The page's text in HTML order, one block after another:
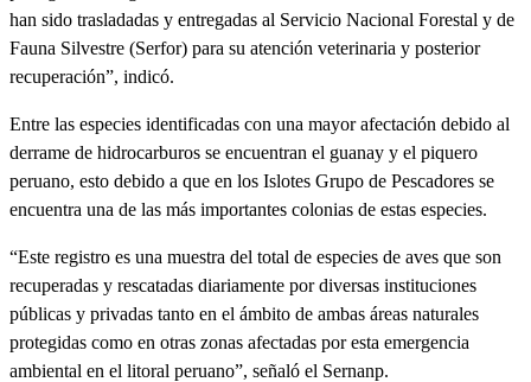
han sido trasladadas y entregadas al Servicio Nacional Forestal y de
Fauna Silvestre (Serfor) para su atención veterinaria y posterior
recuperación”, indicó.
Entre las especies identificadas con una mayor afectación debido al
derrame de hidrocarburos se encuentran el guanay y el piquero
peruano, esto debido a que en los Islotes Grupo de Pescadores se
encuentra una de las más importantes colonias de estas especies.
“Este registro es una muestra del total de especies de aves que son
recuperadas y rescatadas diariamente por diversas instituciones
públicas y privadas tanto en el ámbito de ambas áreas naturales
protegidas como en otras zonas afectadas por esta emergencia
ambiental en el litoral peruano”, señaló el Sernanp.